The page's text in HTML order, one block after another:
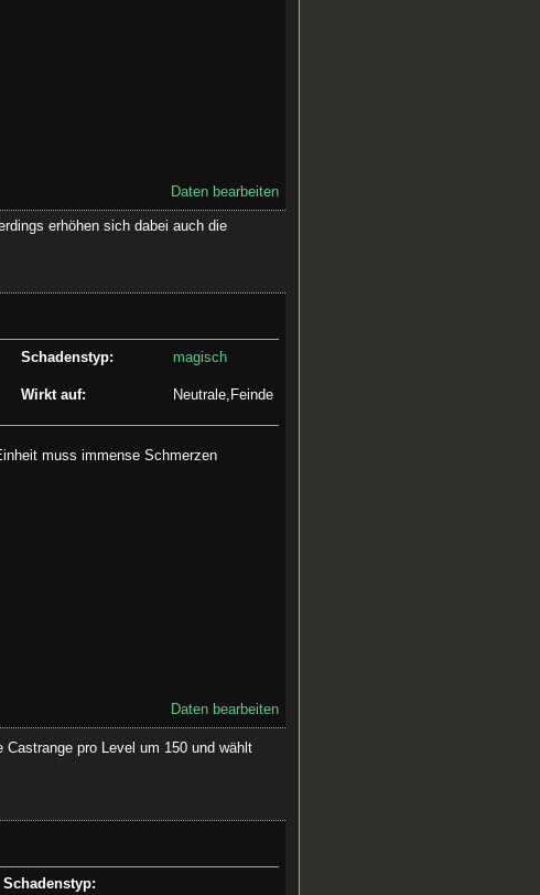
Daten bearbeiten
erhöhen sich dabei auch die
Schadenstyp: magisch
Wirkt auf: Neutrale,Feinde
muss immense Schmerzen
Daten bearbeiten
pro Level um 150 und wählt
Schadenstyp: